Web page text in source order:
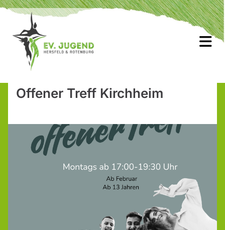
Offener Treff Kirchheim